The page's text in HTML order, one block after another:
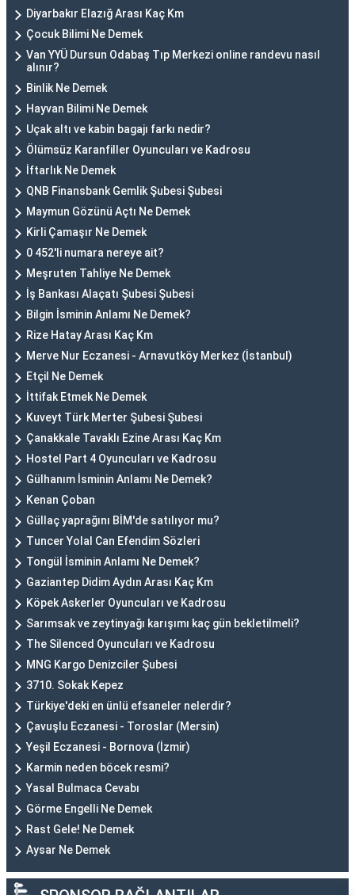
Diyarbakır Elazığ Arası Kaç Km
Çocuk Bilimi Ne Demek
Van YYÜ Dursun Odabaş Tıp Merkezi online randevu nasıl
alınır?
Binlik Ne Demek
Hayvan Bilimi Ne Demek
Uçak altı ve kabin bagajı farkı nedir?
Ölümsüz Karanfiller Oyuncuları ve Kadrosu
İftarlık Ne Demek
QNB Finansbank Gemlik Şubesi Şubesi
Maymun Gözünü Açtı Ne Demek
Kirli Çamaşır Ne Demek
0 452'li numara nereye ait?
Meşruten Tahliye Ne Demek
İş Bankası Alaçatı Şubesi Şubesi
Bilgin İsminin Anlamı Ne Demek?
Rize Hatay Arası Kaç Km
Merve Nur Eczanesi - Arnavutköy Merkez (İstanbul)
Etçil Ne Demek
İttifak Etmek Ne Demek
Kuveyt Türk Merter Şubesi Şubesi
Çanakkale Tavaklı Ezine Arası Kaç Km
Hostel Part 4 Oyuncuları ve Kadrosu
Gülhanım İsminin Anlamı Ne Demek?
Kenan Çoban
Güllaç yaprağını BİM'de satılıyor mu?
Tuncer Yolal Can Efendim Sözleri
Tongül İsminin Anlamı Ne Demek?
Gaziantep Didim Aydın Arası Kaç Km
Köpek Askerler Oyuncuları ve Kadrosu
Sarımsak ve zeytinyağı karışımı kaç gün bekletilmeli?
The Silenced Oyuncuları ve Kadrosu
MNG Kargo Denizciler Şubesi
3710. Sokak Kepez
Türkiye'deki en ünlü efsaneler nelerdir?
Çavuşlu Eczanesi - Toroslar (Mersin)
Yeşil Eczanesi - Bornova (İzmir)
Karmin neden böcek resmi?
Yasal Bulmaca Cevabı
Görme Engelli Ne Demek
Rast Gele! Ne Demek
Aysar Ne Demek